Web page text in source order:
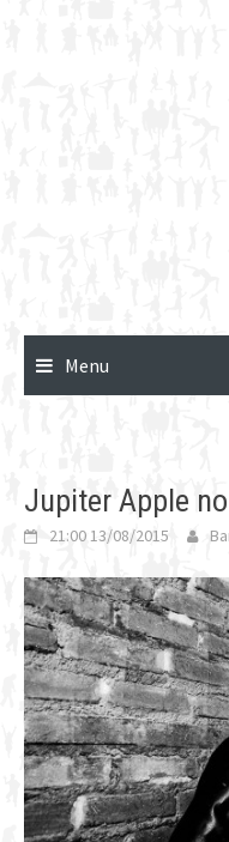
Menu
Jupiter Apple
21:00 13/08/2015